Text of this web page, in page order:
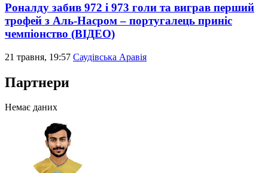
Роналду забив 972 і 973 голи та виграв перший
трофей з Аль-Насром – португалець приніс
чемпіонство (ВІДЕО)
21 травня, 19:57 Саудівська Аравія
Партнери
Немає даних